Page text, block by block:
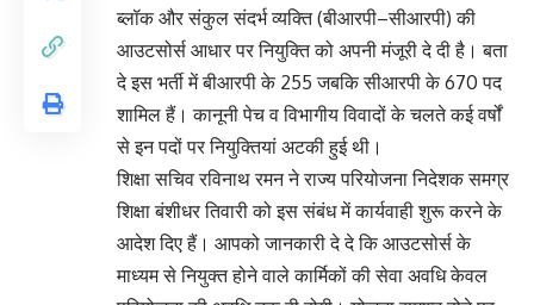
ब्लॉक और संकुल संदर्भ व्यक्ति (बीआरपी–सीआरपी) की
आउटसोर्स आधार पर नियुक्ति को अपनी मंजूरी दे दी है। बता
दे इस भर्ती में बीआरपी के 255 जबकि सीआरपी के 670 पद
शामिल हैं। कानूनी पेच व विभागीय विवादों के चलते कई वर्षों
से इन पदों पर नियुक्तियां अटकी हुई थी।
शिक्षा सचिव रविनाथ रमन ने राज्य परियोजना निदेशक समग्र
शिक्षा बंशीधर तिवारी को इस संबंध में कार्यवाही शुरू करने के
आदेश दिए हैं। आपको जानकारी दे दे कि आउटसोर्स के
माध्यम से नियुक्त होने वाले कार्मिकों की सेवा अवधि केवल